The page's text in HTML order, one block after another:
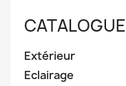
CATALOGUE
Extérieur
Eclairage